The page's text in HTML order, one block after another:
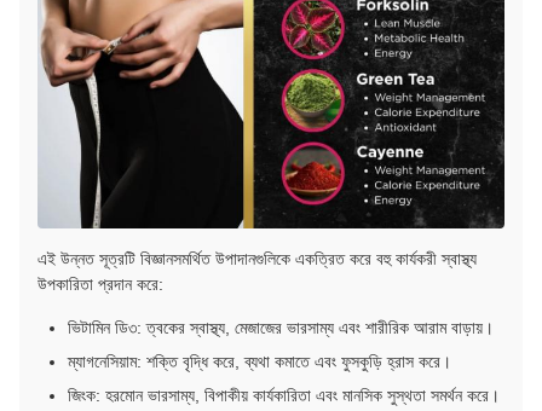
এই উন্নত সূত্রটি বিজ্ঞানসমর্থিত উপাদানগুলিকে একত্রিত করে বহু কার্যকরী স্বাস্থ্য
উপকারিতা প্রদান করে:
ভিটামিন ডি৩: ত্বকের স্বাস্থ্য, মেজাজের ভারসাম্য এবং শারীরিক আরাম বাড়ায়।
ম্যাগনেসিয়াম: শক্তি বৃদ্ধি করে, ব্যথা কমাতে এবং ফুসকুড়ি হ্রাস করে।
জিংক: হরমোন ভারসাম্য, বিপাকীয় কার্যকারিতা এবং মানসিক সুস্থতা সমর্থন করে।